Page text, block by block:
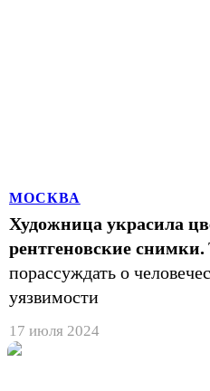
МОСКВА
Художница украсила
рентгеновские снимки.
порассуждать о
уязвимости
17 июля 2024